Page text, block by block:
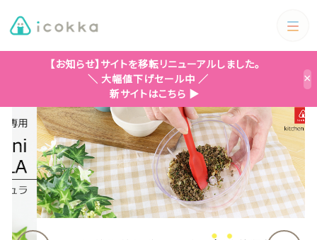
【お知らせ】サイトを移転リニューアルしました。
＼ 大幅値下げセール中 ／
新サイトはこちら ▶
×
商品一覧 【icokka】ぶんぶんチョッパー専用 ミニスパチ
カートに商品を追加しました
【icokka】ぶんぶんチョッパー専用 ミニスパチュ
ラ 3色
スパチュラカラー
数量
（税込）
カテゴリー
ホーム＆キッチン アウトドア・ピクニック
すべて
ホーム＆キッチン
アウトドア・ピクニック
生活雑貨
キーワード検索
絞り込み検索
親カテゴリー